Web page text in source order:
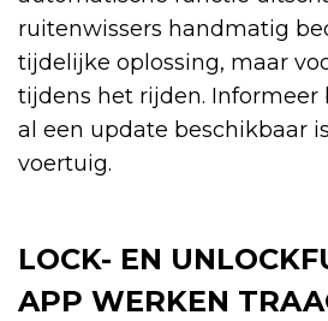
ruitenwissers handmatig
tijdelijke oplossing, maar
tijdens het rijden. Informeer
al een update beschikbaar
voertuig.
LOCK- EN
APP WERKEN